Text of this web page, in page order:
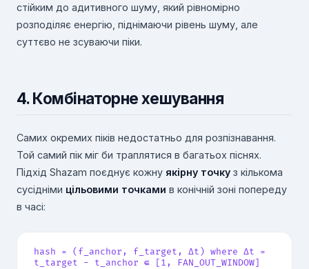
стійким до адитивного шуму, який рівномірно
розподіляє енергію, піднімаючи рівень шуму, але
суттєво не зсуваючи піки.
4. Комбінаторне хешування
Самих окремих піків недостатньо для розпізнавання.
Той самий пік міг би траплятися в багатьох піснях.
Підхід Shazam поєднує кожну якірну точку з кількома
сусідніми цільовими точками в конічній зоні попереду
в часі:
hash = (f_anchor, f_target, Δt) where Δt =
t_target − t_anchor ∈ [1, FAN_OUT_WINDOW]